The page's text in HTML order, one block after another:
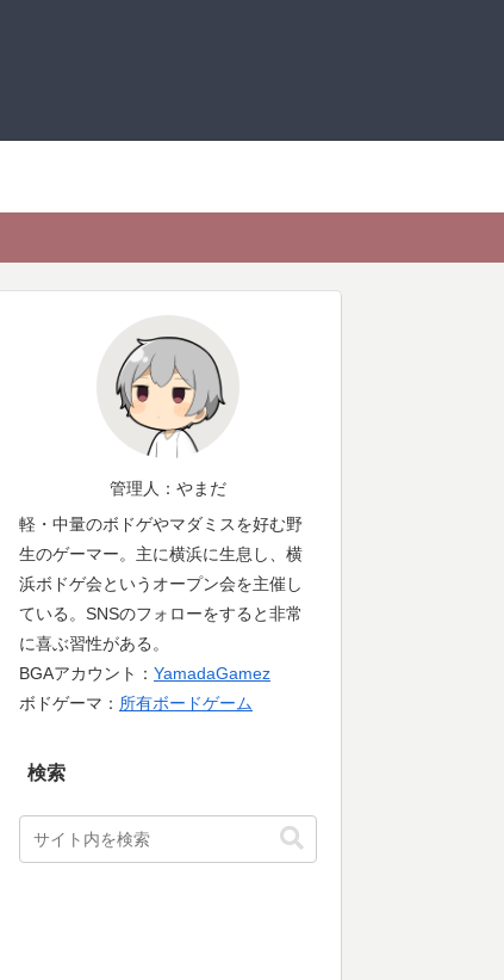
管理人：やまだ
軽・中量のボドゲやマダミスを好む野
生のゲーマー。主に横浜に生息し、横
浜ボドゲ会というオープン会を主催し
ている。SNSのフォローをすると非常
に喜ぶ習性がある。
BGAアカウント： YamadaGamez
ボドゲーマ： 所有ボードゲーム
検索